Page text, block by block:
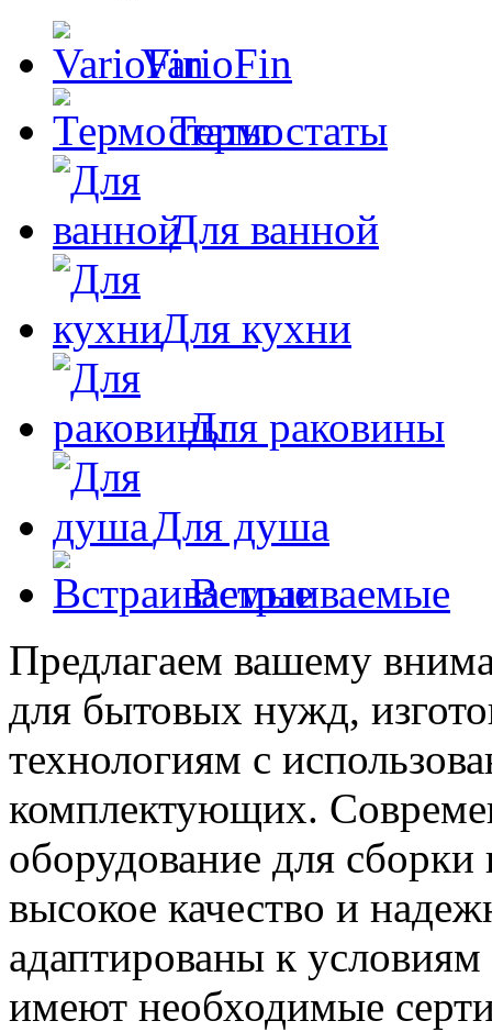
VarioFin
Термостаты
Для ванной
Для кухни
Для раковины
Для душа
Встраиваемые
Предлагаем вашему
для бытовых нужд,
технологиям с
комплектующих.
оборудование для сборки
высокое качество и
адаптированы к
имеют необходимые